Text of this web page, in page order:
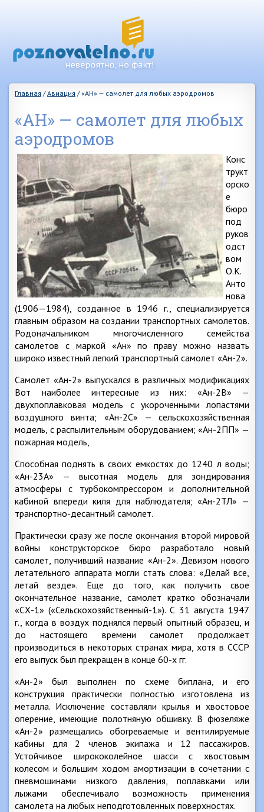
Главная /Авиация /«АН» — самолет для любых аэродромов
«АН» — самолет для любых
аэродромов
Конс
трукт
орско
е
бюро
под
руков
одст
вом
O.K.
Анто
нова
(1906—1984), созданное в 1946 г., специализируется
главным образом на создании транспортных самолетов.
Родоначальником многочисленного семейства
самолетов с маркой «Ан» по праву можно назвать
широко известный легкий транспортный самолет «Ан-2».
Самолет «Ан-2» выпускался в различных модификациях
Вот наиболее интересные из них: «Ан-2В» —
двухпоплавковая модель с укороченными лопастями
воздушного винта; «Ан-2С» — сельскохозяйственная
модель, с распылительным оборудованием; «Ан-2ПП» —
пожарная модель,
Способная поднять в своих емкостях до 1240 л воды;
«Ан-23А» — высотная модель для зондирования
атмосферы с турбокомпрессором и дополнительной
кабиной впереди киля для наблюдателя; «Ан-2ТЛ» —
транспортно-десантный самолет.
Практически сразу же после окончания второй мировой
войны конструкторское бюро разработало новый
самолет, получивший название «Ан-2». Девизом нового
летательного аппарата могли стать слова: «Делай все,
летай везде». Еще до того, как получить свое
окончательное название, самолет кратко обозначали
«СХ-1» («Сельскохозяйственный-1»). С 31 августа 1947
г., когда в воздух поднялся первый опытный образец, и
до настоящего времени самолет продолжает
производиться в некоторых странах мира, хотя в СССР
его выпуск был прекращен в конце 60-х гг.
«Ан-2» был выполнен по схеме биплана, и его
конструкция практически полностью изготовлена из
металла. Исключение составляли крылья и хвостовое
оперение, имеющие полотняную обшивку. В фюзеляже
«Ан-2» размещались обогреваемые и вентилируемые
кабины для 2 членов экипажа и 12 пассажиров.
Устойчивое ширококолейное шасси с хвостовым
колесом и большим ходом амортизации в сочетании с
пневмошинами низкого давления, поплавками или
лыжами обеспечивало возможность применения
самолета на любых неподготовленных поверхностях.